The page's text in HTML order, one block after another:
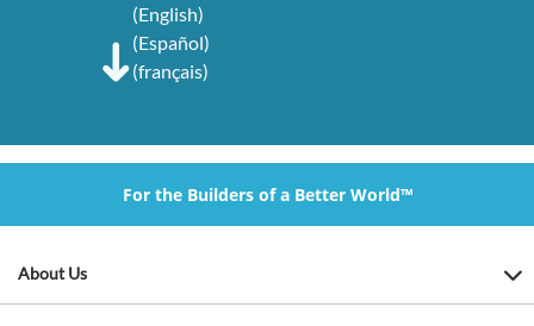
(English)
(Español)
(français)
For the Builders of a Better World™
About Us